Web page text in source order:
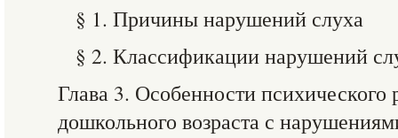
§ 1. Причины нарушений слуха
§ 2. Классификации нарушений
Глава 3. Особенности психического
дошкольного возраста с